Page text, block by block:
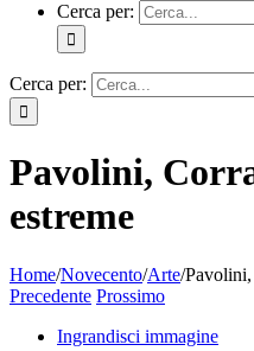
Cerca per:
Cerca per:
Pavolini,
estreme
Home/Novecento/Arte/
Precedente Prossimo
Ingrandisci immagine